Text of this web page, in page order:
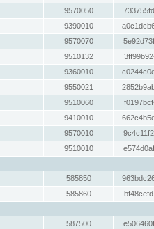
9570050
9390010
9570070
9510132
9360010
9550021
9510060
9410010
9570010
9510010
585850
585860
587500